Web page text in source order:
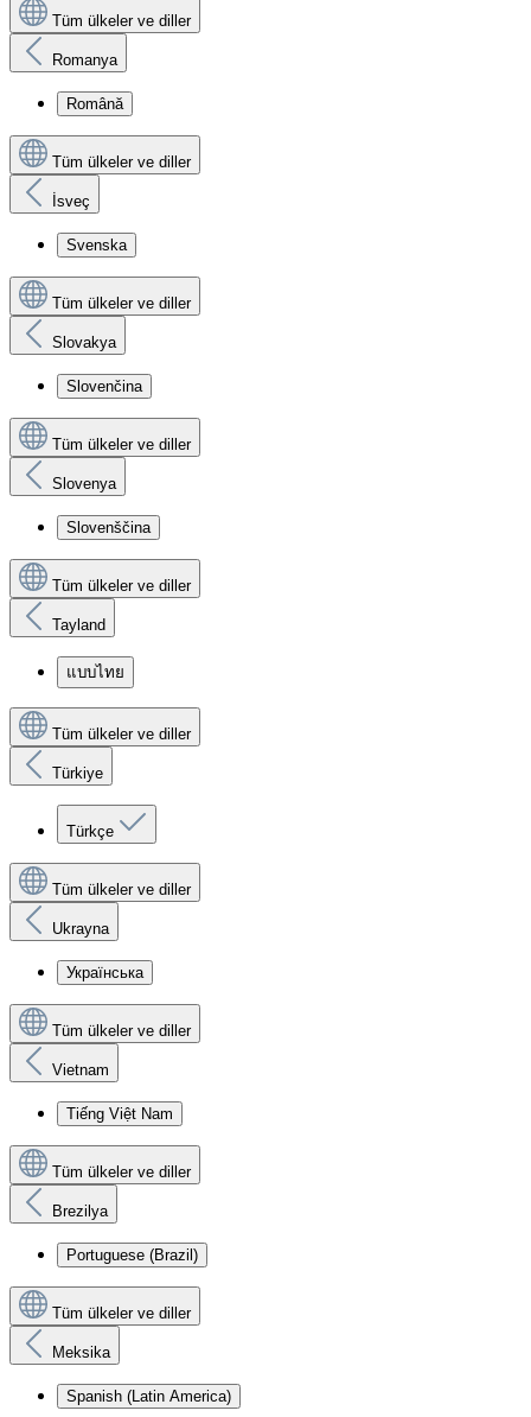
Tüm ülkeler ve diller
Romanya
Română
Tüm ülkeler ve diller
İsveç
Svenska
Tüm ülkeler ve diller
Slovakya
Slovenčina
Tüm ülkeler ve diller
Slovenya
Slovenščina
Tüm ülkeler ve diller
Tayland
แบบไทย
Tüm ülkeler ve diller
Türkiye
Türkçe
Tüm ülkeler ve diller
Ukrayna
Українська
Tüm ülkeler ve diller
Vietnam
Tiếng Việt Nam
Tüm ülkeler ve diller
Brezilya
Portuguese (Brazil)
Tüm ülkeler ve diller
Meksika
Spanish (Latin America)